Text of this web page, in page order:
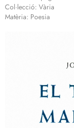
Col·lecció: Vària
Matèria: Poesia